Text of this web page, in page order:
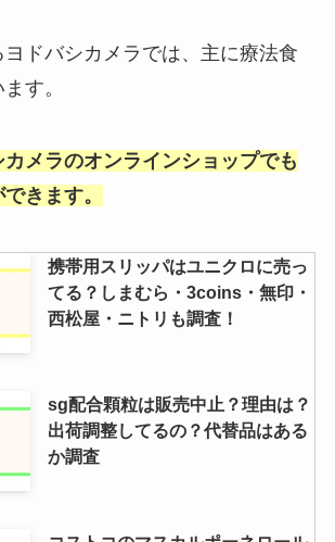
に売ってる？ホームセンター・ニ
ピュリナワンのターキー味が廃
くなった？チキン味との違いは？
ってないコンビニもある？
ドバシカメラでは、主に療法食
す。
カメラのオンラインショップでも
きます。
携帯用スリッパはユニクロに売っ
てる？しまむら・3coins・無印・
西松屋・ニトリも調査！
sg配合顆粒は販売中止？理由は？
出荷調整してるの？代替品はある
か調査